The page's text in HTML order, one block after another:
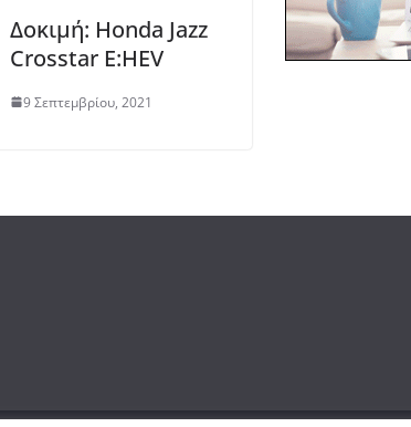
Δοκιμή: Honda Jazz
Crosstar E:HEV
9 Σεπτεμβρίου, 2021